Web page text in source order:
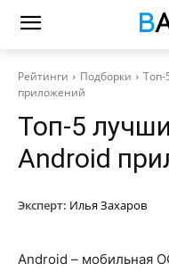
Рейтинги Подборки
Топ-
приложений
Топ-5
Android
Эксперт: Илья Захаров
Android – мобильная